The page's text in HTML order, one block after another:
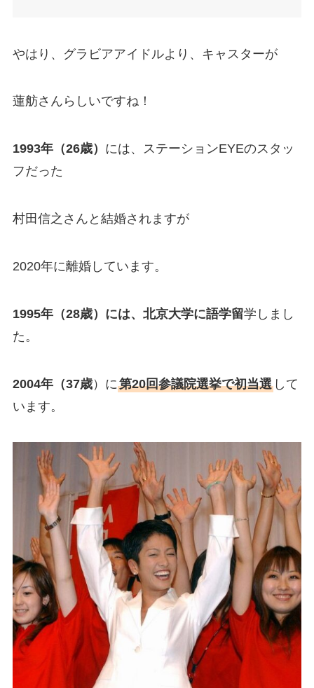
やはり、グラビアアイドルより、キャスターが
蓮舫さんらしいですね！
1993年（26歳） には、ステーションEYEのスタッ
フだった
村田信之さんと結婚されますが
2020年に離婚しています。
1995年（28歳）には、北京大学に語学留学しまし
た。
2004年（37歳）に第20回参議院選挙で初当選して
います。